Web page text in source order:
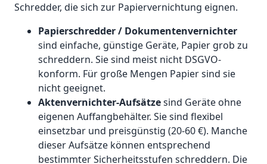
Schredder, die sich zur Papiervernichtung eignen.
Papierschredder / Dokumentenvernichter
sind einfache, günstige Geräte, Papier grob zu
schreddern. Sie sind meist nicht DSGVO-
konform. Für große Mengen Papier sind sie
nicht geeignet.
Aktenvernichter-Aufsätzesind Geräte ohne
eigenen Auffangbehälter. Sie sind flexibel
einsetzbar und preisgünstig (20-60 €). Manche
dieser Aufsätze können entsprechend
bestimmter Sicherheitsstufen schreddern. Die